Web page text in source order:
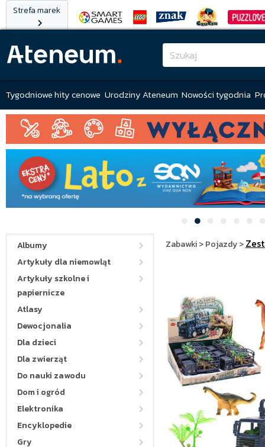
Strefa marek
Tygodniowe hity cenowe Urodziny Ateneum Nowości tygodnia
Albumy
Artykuły dla niemowląt
Artykuły szkolne i
papiernicze
Atlasy
Dewocjonalia
Dla dzieci
Dla zwierząt
Do nauki zawodu
Dom i ogród
Elektronika
Encyklopedie
Gry
Zabawki>Pojazdy>